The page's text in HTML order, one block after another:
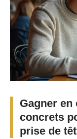
Gagner
concrets
prise de